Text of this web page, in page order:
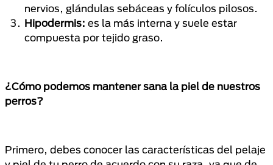
nervios, glándulas sebáceas y folículos pilosos.
Hipodermis: es la más interna y suele estar
compuesta por tejido graso.
¿Cómo podemos mantener sana la piel de nuestros
perros?
Primero, debes conocer las características del pelaje